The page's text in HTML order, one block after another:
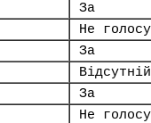
За
Не
За
Відсутній
За
Не